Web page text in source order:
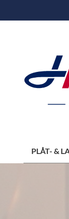
PLÅT- &